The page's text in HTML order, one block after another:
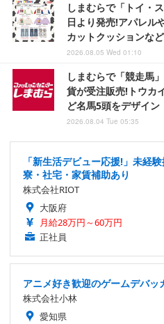
しまむらで「トイ・
日より発売!アパレル
カットクッションな
2026.08.05 Wed 01:10
しまむらで「競走馬
貨が受注販売!トウカ
ど名馬5頭をデザイン
2026.08.04 Tue 05:35
「新生活デビュー応援!」未経
寮・社宅・家賃補助あり
株式会社RIOT
大阪府
月給28万円～60万円
正社員
アニメ好き歓迎のゲームデバ
株式会社小林
愛知県